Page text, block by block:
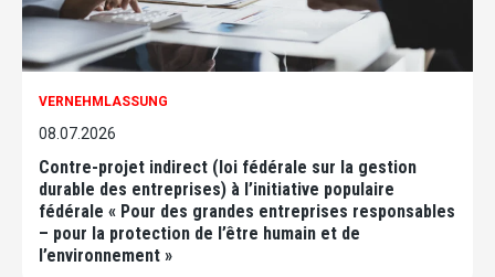
VERNEHMLASSUNG
08.07.2026
Contre-projet indirect (loi fédérale sur la gestion
durable des entreprises) à l’initiative populaire
fédérale « Pour des grandes entreprises responsables
– pour la protection de l’être humain et de
l’environnement »